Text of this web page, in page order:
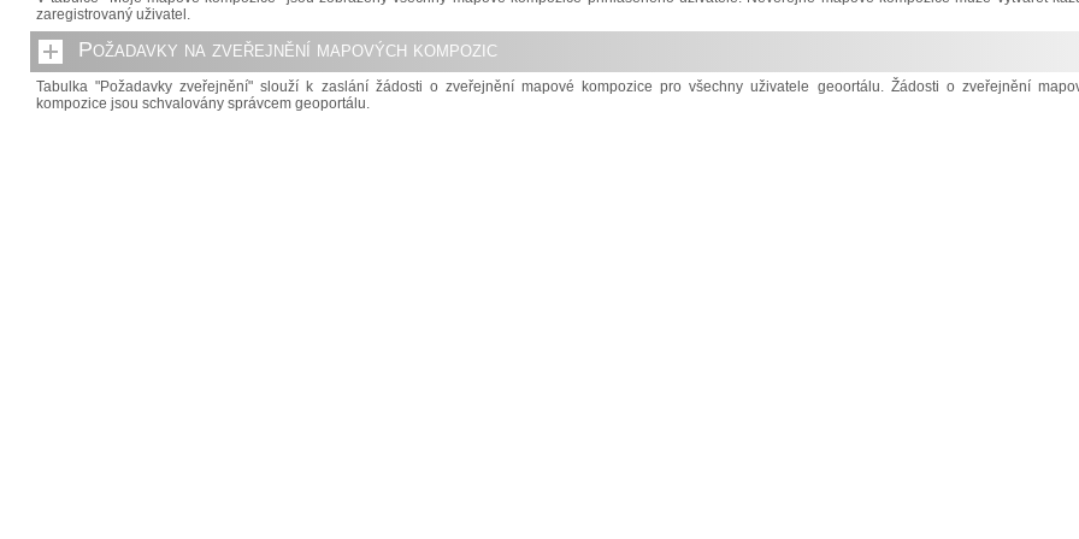
zaregistrovaný uživatel.
Požadavky na zveřejnění mapových kompozic
Tabulka "Požadavky zveřejnění" slouží k zaslání žádosti o zveřejnění mapové kompozice pro všechny uživatele geoortálu. Žádosti o zveřejnění
kompozice jsou schvalovány správcem geoportálu.